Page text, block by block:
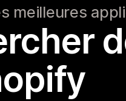
meilleures